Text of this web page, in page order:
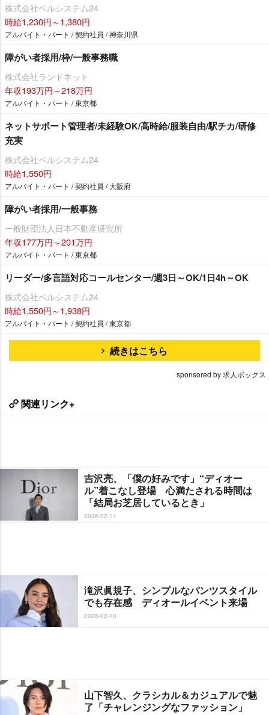
株式会社ベルシステム24
時給1,230円～1,380円
アルバイト・パート / 契約社員 / 神奈川県
障がい者採用/枠/一般事務職
株式会社ランドネット
年収193万円～218万円
アルバイト・パート / 東京都
ネットサポート管理者/未経験OK/高時給/服装自由/駅チカ/研修
充実
株式会社ベルシステム24
時給1,550円
アルバイト・パート / 契約社員 / 大阪府
障がい者採用/一般事務
一般財団法人日本不動産研究所
年収177万円～201万円
アルバイト・パート / 東京都
リーダー/多言語対応コールセンター/週3日～OK/1日4h～OK
株式会社ベルシステム24
時給1,550円～1,938円
アルバイト・パート / 契約社員 / 東京都
続きはこちら
sponsored by 求人ボックス
関連リンク+
吉沢亮、「僕の好みです」“ディオー
ル”着こなし登場 心満たされる時間は
「結局お芝居しているとき」
2026-02-11
滝沢眞規子、シンプルなパンツスタイル
でも存在感 ディオールイベント来場
2026-02-10
山下智久、クラシカル＆カジュアルで魅
了「チャレンジングなファッション」